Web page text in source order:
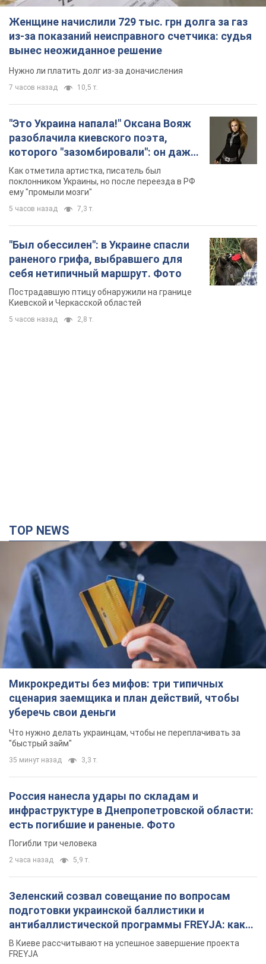
Женщине начислили 729 тыс. грн долга за газ
из-за показаний неисправного счетчика: судья
вынес неожиданное решение
Нужно ли платить долг из-за доначисления
7 часов назад 10,5 т.
"Это Украина напала!" Оксана Вояж
разоблачила киевского поэта,
которого "зазомбировали": он даже
русского не знал, а теперь хочет
геноцида украинцев
Как отметила артистка, писатель был
поклонником Украины, но после переезда в РФ
ему "промыли мозги"
5 часов назад 7,3 т.
"Был обессилен": в Украине спасли
раненого грифа, выбравшего для
себя нетипичный маршрут. Фото
Пострадавшую птицу обнаружили на границе
Киевской и Черкасской областей
5 часов назад 2,8 т.
TOP NEWS
Микрокредиты без мифов: три типичных
сценария заемщика и план действий, чтобы
уберечь свои деньги
Что нужно делать украинцам, чтобы не переплачивать за
"быстрый займ"
35 минут назад 3,3 т.
Россия нанесла удары по складам и
инфраструктуре в Днепропетровской области:
есть погибшие и раненые. Фото
Погибли три человека
2 часа назад 5,9 т.
Зеленский созвал совещание по вопросам
подготовки украинской баллистики и
антибаллистической программы FREYJA: какие
решения готовятся
В Киеве рассчитывают на успешное завершение проекта
FREYJA